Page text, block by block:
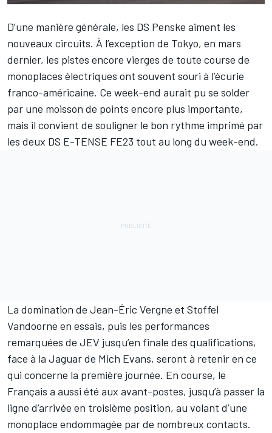
D’une manière générale, les DS Penske aiment les
nouveaux circuits. À l’exception de Tokyo, en mars
dernier, les pistes encore vierges de toute course de
monoplaces électriques ont souvent souri à l’écurie
franco-américaine. Ce week-end aurait pu se solder
par une moisson de points encore plus importante,
mais il convient de souligner le bon rythme imprimé par
les deux DS E-TENSE FE23 tout au long du week-end.
La domination de Jean-Éric Vergne et Stoffel
Vandoorne en essais, puis les performances
remarquées de JEV jusqu’en finale des qualifications,
face à la Jaguar de Mich Evans, seront à retenir en ce
qui concerne la première journée. En course, le
Français a aussi été aux avant-postes, jusqu’à passer la
ligne d’arrivée en troisième position, au volant d’une
monoplace endommagée par de nombreux contacts.